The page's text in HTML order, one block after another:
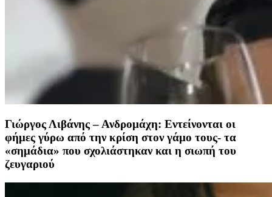
Γιώργος Λιβάνης – Ανδρομάχη: Εντείνονται οι
φήμες γύρω από την κρίση στον γάμο τους- τα
«σημάδια» που σχολιάστηκαν και η σιωπή του
ζευγαριού